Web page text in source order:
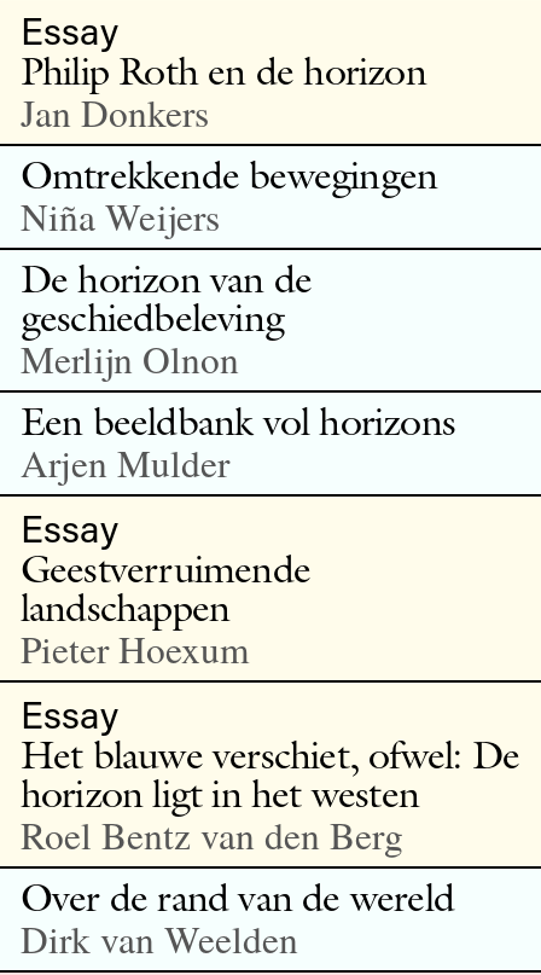
Essay
Philip Roth en de horizon
Jan Donkers
Omtrekkende bewegingen
Niña Weijers
De horizon van de
geschiedbeleving
Merlijn Olnon
Een beeldbank vol horizons
Arjen Mulder
Essay
Geestverruimende
landschappen
Pieter Hoexum
Essay
Het blauwe verschiet, ofwel: De
horizon ligt in het westen
Roel Bentz van den Berg
Over de rand van de wereld
Dirk van Weelden